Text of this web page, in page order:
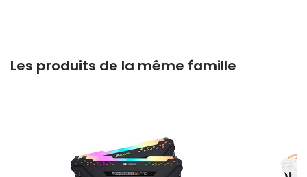
Les produits de la même famille